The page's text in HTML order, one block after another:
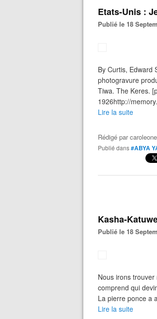
Etats-Unis :
Publié le 18
By Curtis, Edward
photogravure
Tiwa. The Keres.
1926http://
Lire la suite
Rédigé parcaroleone
Publié dans#ABYA
Kasha-
Publié le 18
Nous irons
comprend qui
La pierre ponce a
Lire la suite